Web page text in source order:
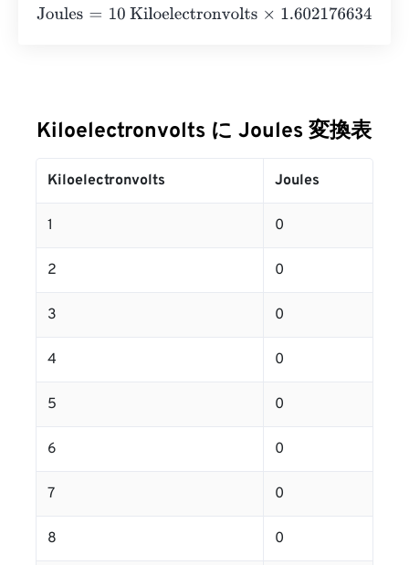
Joules= 10 Kiloelectronvolts×1.602176634e-25=0
Kiloelectronvolts に Joules 変換表
Kiloelectronvolts Joules
1 0
2 0
3 0
4 0
5 0
6 0
7 0
8 0